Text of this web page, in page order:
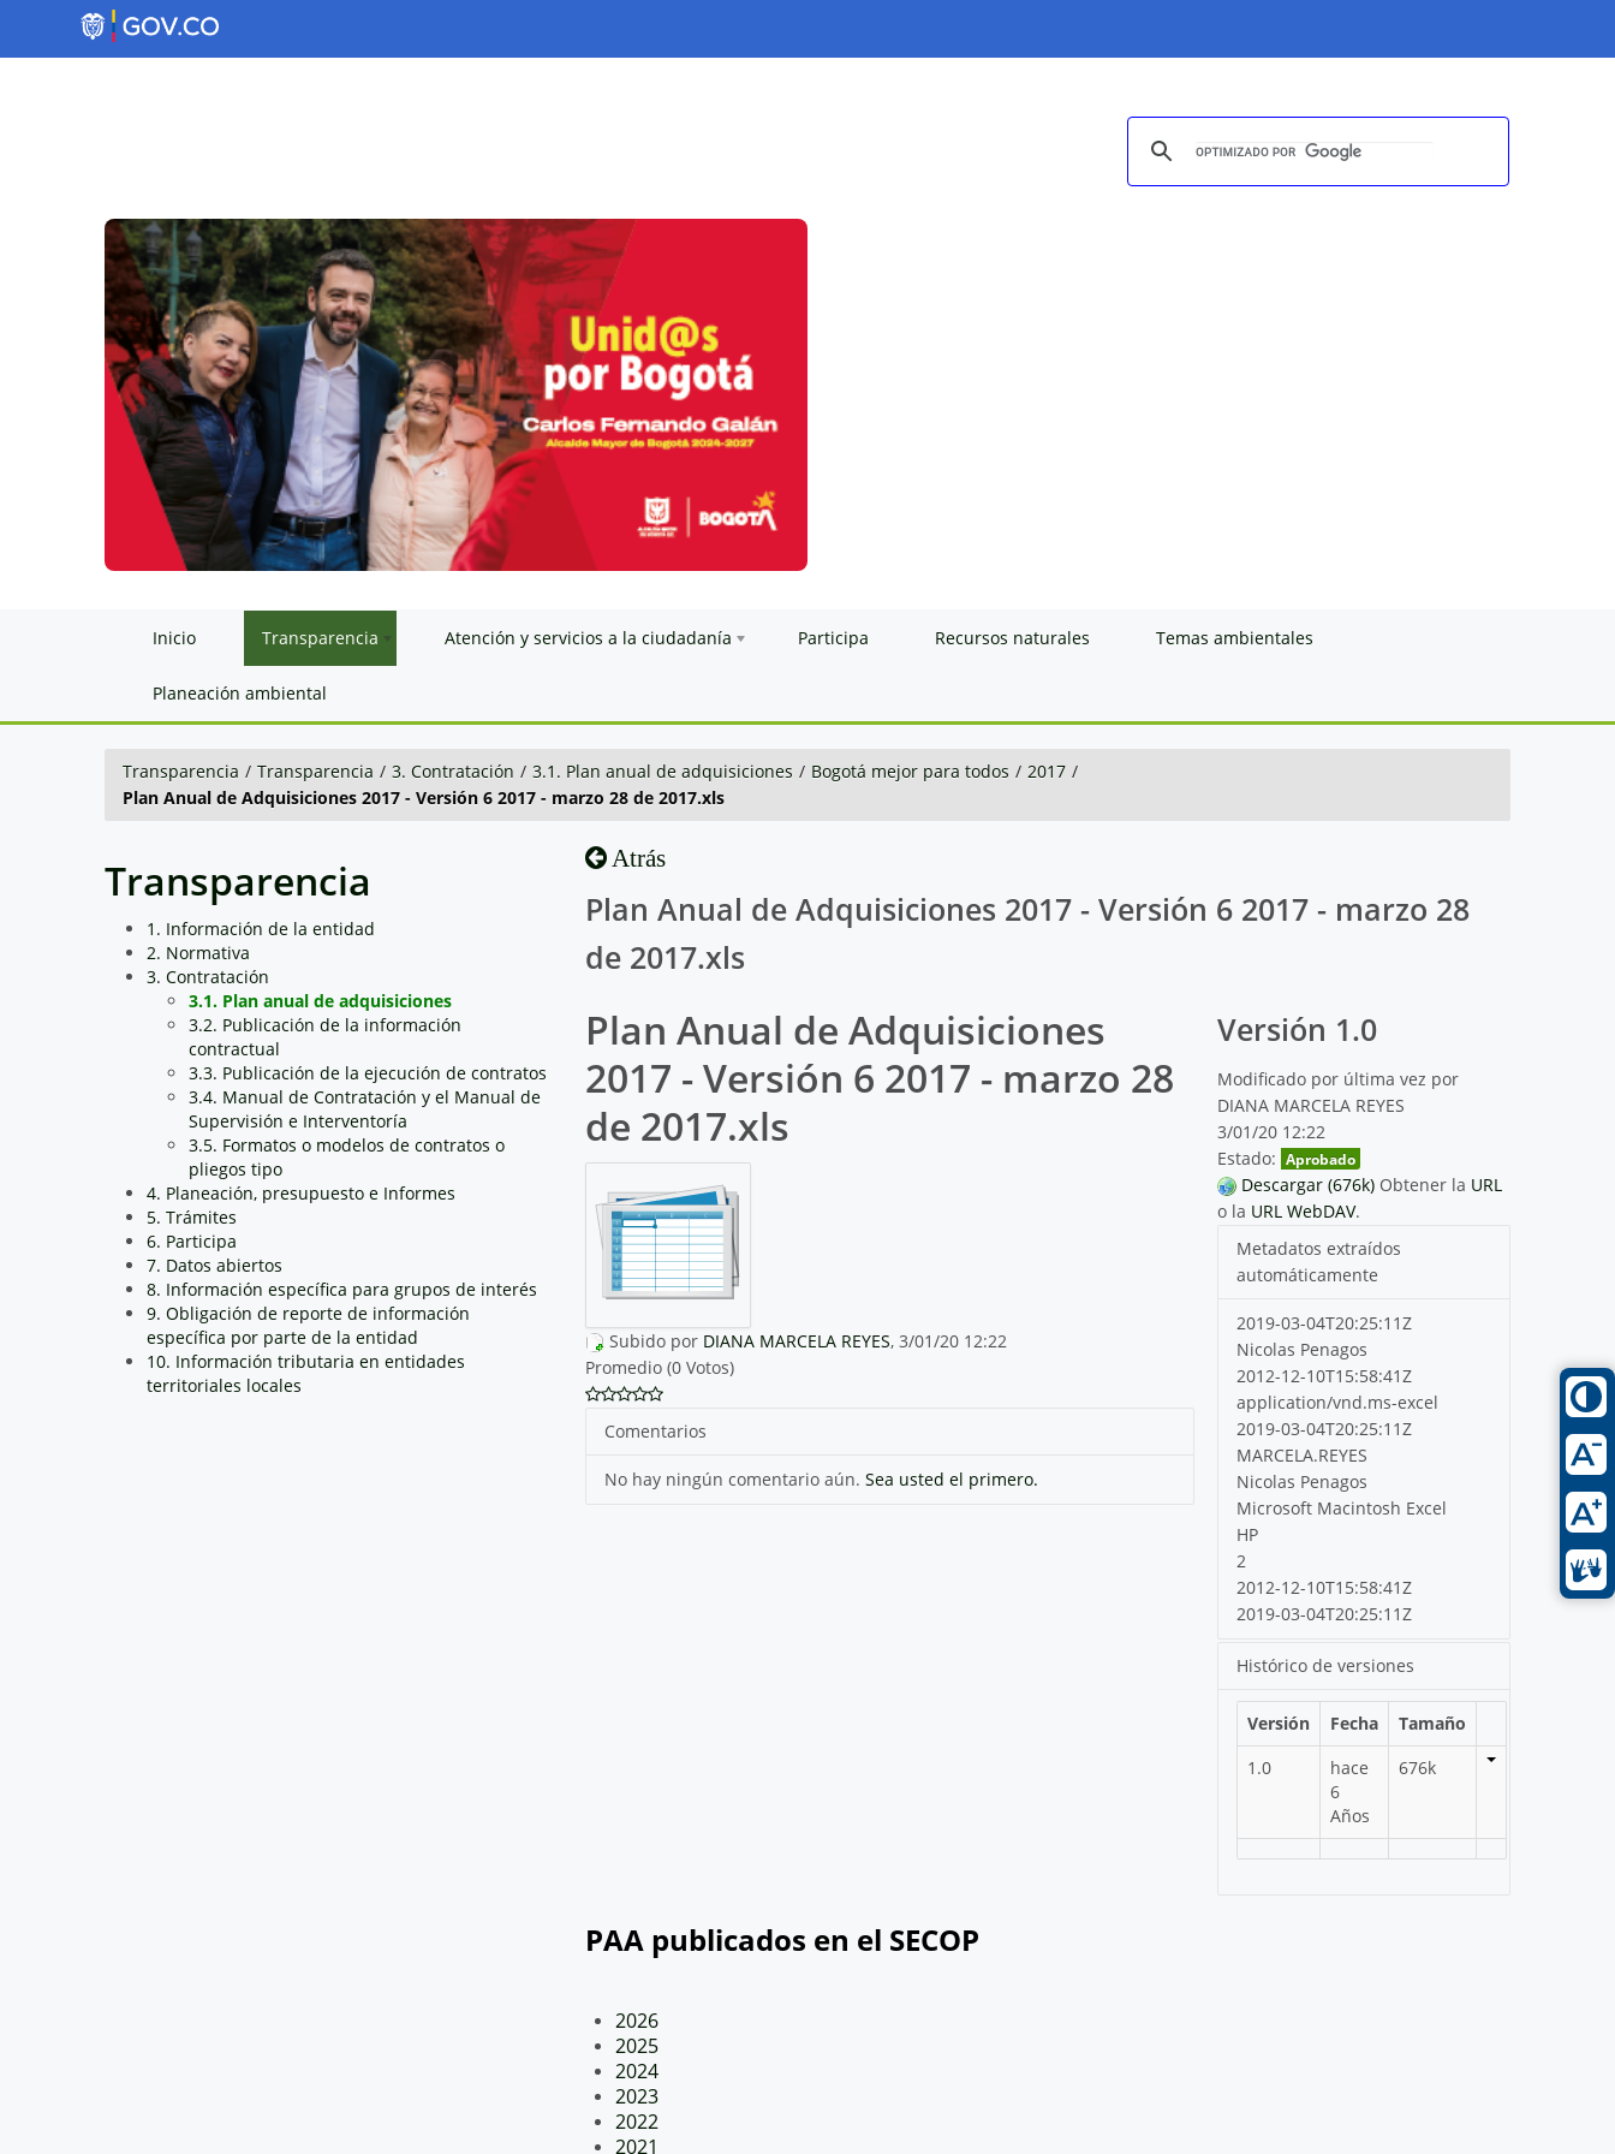
Inicio Transparencia Atención y servicios a la ciudadanía Participa Recursos naturales Temas ambientales
Planeación ambiental
Transparencia / Transparencia / 3. Contratación / 3.1. Plan anual de adquisiciones / Bogotá mejor para todos / 2017 /
Plan Anual de Adquisiciones 2017 - Versión 6 2017 - marzo 28 de 2017.xls
Transparencia
1. Información de la entidad
2. Normativa
3. Contratación
3.1. Plan anual de adquisiciones
3.2. Publicación de la información
contractual
3.3. Publicación de la ejecución de contratos
3.4. Manual de Contratación y el Manual de
Supervisión e Interventoría
3.5. Formatos o modelos de contratos o
pliegos tipo
4. Planeación, presupuesto e Informes
5. Trámites
6. Participa
7. Datos abiertos
8. Información específica para grupos de interés
9. Obligación de reporte de información
específica por parte de la entidad
10. Información tributaria en entidades
territoriales locales
Atrás
Plan Anual de Adquisiciones 2017 - Versión 6 2017 - marzo 28
de 2017.xls
Plan Anual de Adquisiciones
2017 - Versión 6 2017 - marzo 28
de 2017.xls
Subido por DIANA MARCELA REYES, 3/01/20 12:22
Promedio (0 Votos)
Comentarios
No hay ningún comentario aún. Sea usted el primero.
Versión 1.0
Modificado por última vez por
DIANA MARCELA REYES
3/01/20 12:22
Estado: Aprobado
Descargar (676k) Obtener la URL
o la URL WebDAV.
Metadatos extraídos
automáticamente
2019-03-04T20:25:11Z
Nicolas Penagos
2012-12-10T15:58:41Z
application/vnd.ms-excel
2019-03-04T20:25:11Z
MARCELA.REYES
Nicolas Penagos
Microsoft Macintosh Excel
HP
2
2012-12-10T15:58:41Z
2019-03-04T20:25:11Z
Histórico de versiones
Versión Fecha
Tamaño
1.0
hace
6
Años
676k
PAA publicados en el SECOP
2026
2025
2024
2023
2022
2021